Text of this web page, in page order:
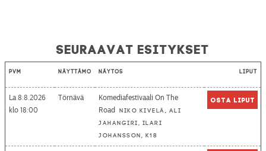
Seuraavat esitykset
Pvm Näyttämö Näytös Liput
La 8.8.2026
18:00
Törnävä
Komediafestivaali On The
Road
Niko Kivelä, Ali
Jahangiri, Ilari
Johansson, K18
Osta liput